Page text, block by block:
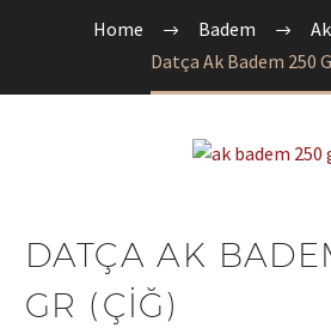
Home Badem
Datça Ak Badem 250
DATÇA AK
GR (ÇIĞ)